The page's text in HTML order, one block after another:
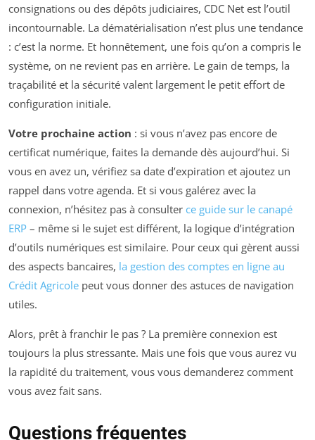
consignations ou des dépôts judiciaires, CDC Net est l’outil
incontournable. La dématérialisation n’est plus une tendance
: c’est la norme. Et honnêtement, une fois qu’on a compris le
système, on ne revient pas en arrière. Le gain de temps, la
traçabilité et la sécurité valent largement le petit effort de
configuration initiale.
Votre prochaine action : si vous n’avez pas encore de
certificat numérique, faites la demande dès aujourd’hui. Si
vous en avez un, vérifiez sa date d’expiration et ajoutez un
rappel dans votre agenda. Et si vous galérez avec la
connexion, n’hésitez pas à consulter ce guide sur le canapé
ERP – même si le sujet est différent, la logique d’intégration
d’outils numériques est similaire. Pour ceux qui gèrent aussi
des aspects bancaires, la gestion des comptes en ligne au
Crédit Agricole peut vous donner des astuces de navigation
utiles.
Alors, prêt à franchir le pas ? La première connexion est
toujours la plus stressante. Mais une fois que vous aurez vu
la rapidité du traitement, vous vous demanderez comment
vous avez fait sans.
Questions fréquentes